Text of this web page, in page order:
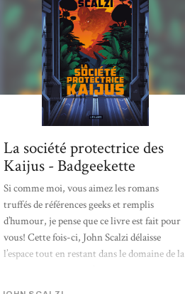
SPK, dans laquelle un amateur éclairé de
science-fiction,...
La société protectrice des
Kaijus - Badgeekette
Si comme moi, vous aimez les romans
truffés de références geeks et remplis
d’humour, je pense que ce livre est fait pour
vous! Cette fois-ci, John Scalzi délaisse
l’espace tout en restant dans le domaine de la